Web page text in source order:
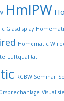
HmIPW
Glasdisplay
Homematic
Luftqualität
RGBW Seminar